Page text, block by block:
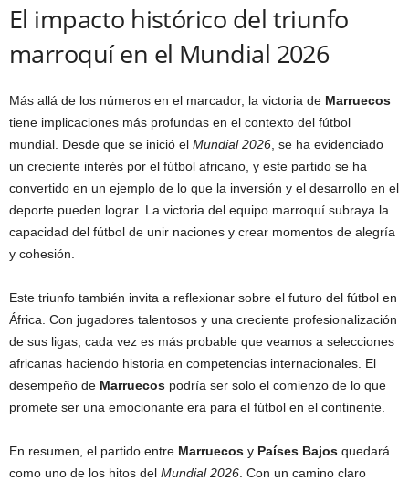
El impacto histórico del triunfo
marroquí en el Mundial 2026
Más allá de los números en el marcador, la victoria de Marruecos
tiene implicaciones más profundas en el contexto del fútbol
mundial. Desde que se inició el Mundial 2026 , se ha evidenciado
un creciente interés por el fútbol africano, y este partido se ha
convertido en un ejemplo de lo que la inversión y el desarrollo en el
deporte pueden lograr. La victoria del equipo marroquí subraya la
capacidad del fútbol de unir naciones y crear momentos de alegría
y cohesión.
Este triunfo también invita a reflexionar sobre el futuro del fútbol en
África. Con jugadores talentosos y una creciente profesionalización
de sus ligas, cada vez es más probable que veamos a selecciones
africanas haciendo historia en competencias internacionales. El
desempeño de Marruecos podría ser solo el comienzo de lo que
promete ser una emocionante era para el fútbol en el continente.
En resumen, el partido entre Marruecos y Países Bajos quedará
como uno de los hitos del Mundial 2026 . Con un camino claro